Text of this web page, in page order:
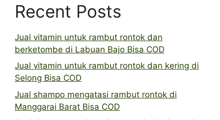
Recent Posts
Jual vitamin untuk rambut rontok dan
berketombe di Labuan Bajo Bisa COD
Jual vitamin untuk rambut rontok dan kering di
Selong Bisa COD
Jual shampo mengatasi rambut rontok di
Manggarai Barat Bisa COD